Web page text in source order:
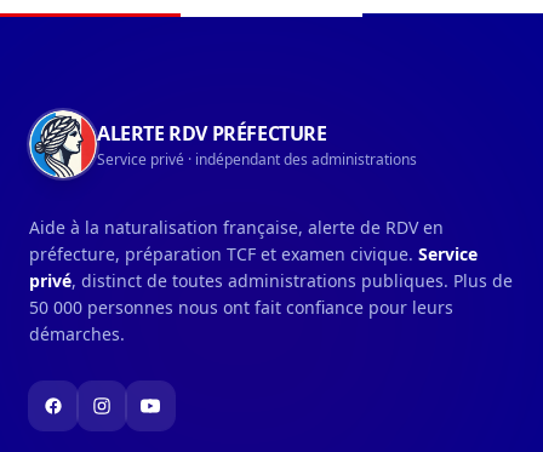
ALERTE RDV PRÉFECTURE
Service privé · indépendant des administrations
Aide à la naturalisation française, alerte de RDV en
préfecture, préparation TCF et examen civique. Service
privé, distinct de toutes administrations publiques. Plus de
50 000 personnes nous ont fait confiance pour leurs
démarches.